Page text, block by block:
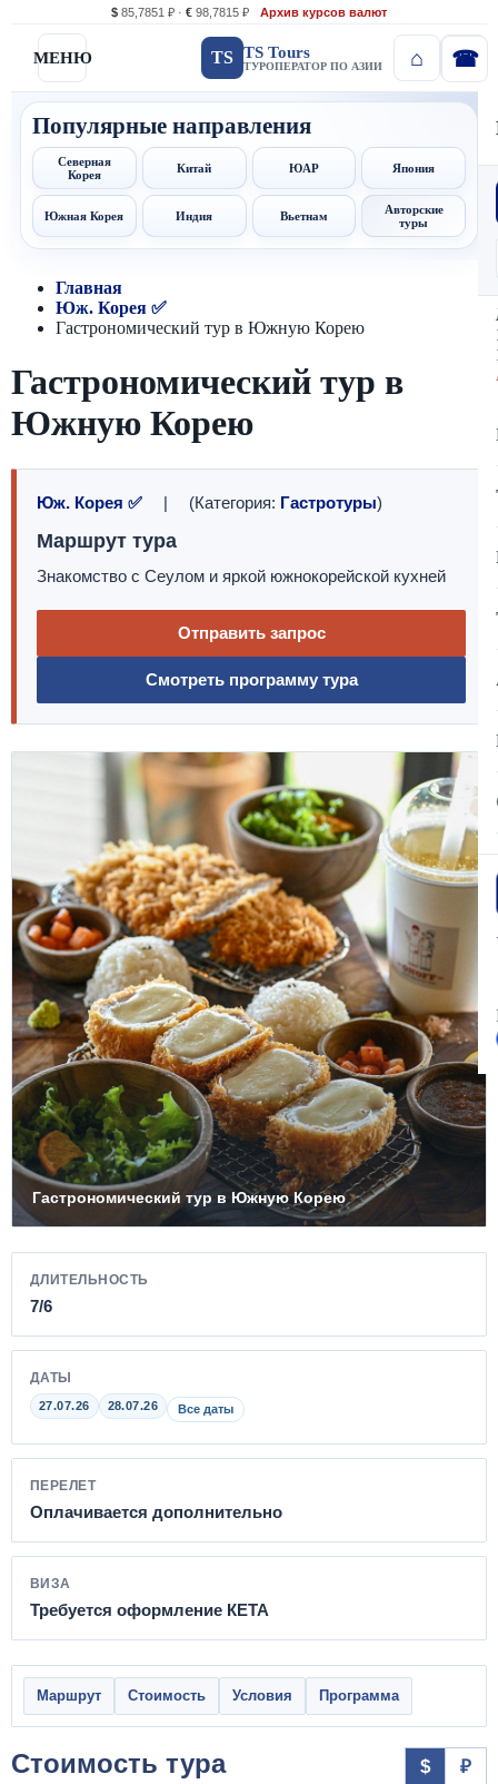
$ 85,7851 ₽ · € 98,7815 ₽ Архив курсов валют
МЕНЮ TS TS Tours
ТУРОПЕРАТОР ПО АЗИИ
Популярные направления
Северная
Корея
Китай ЮАР Япония
Южная Корея Индия Вьетнам
Авторские
туры
Главная
Юж. Корея ✅
Гастрономический тур в Южную Корею
Гастрономический тур в
Южную Корею
Юж. Корея ✅ | (Категория: Гастротуры)
Маршрут тура
Знакомство с Сеулом и яркой южнокорейской кухней
Отправить запрос
Смотреть программу тура
Гастрономический тур в Южную Корею
ДЛИТЕЛЬНОСТЬ
7/6
ДАТЫ
27.07.26 28.07.26 Все даты
ПЕРЕЛЕТ
Оплачивается дополнительно
ВИЗА
Требуется оформление КЕТА
Маршрут Стоимость Условия Программа
Стоимость тура $ ₽